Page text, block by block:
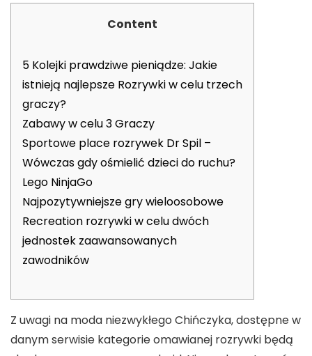
Content
5 Kolejki prawdziwe pieniądze: Jakie
istnieją najlepsze Rozrywki w celu trzech
graczy?
Zabawy w celu 3 Graczy
Sportowe place rozrywek Dr Spil –
Wówczas gdy ośmielić dzieci do ruchu?
Lego NinjaGo
Najpozytywniejsze gry wieloosobowe
Recreation rozrywki w celu dwóch
jednostek zaawansowanych
zawodników
Z uwagi na moda niezwykłego Chińczyka, dostępne w
danym serwisie kategorie omawianej rozrywki będą